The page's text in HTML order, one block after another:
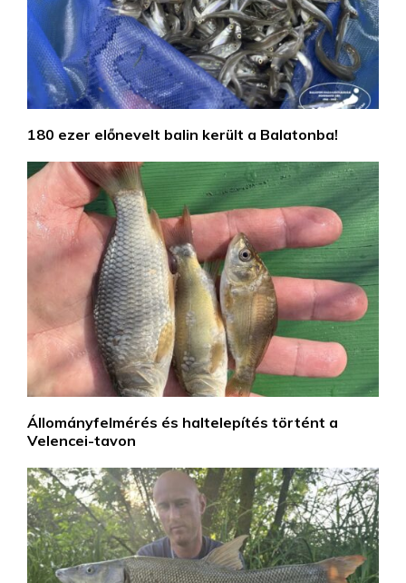
180 ezer előnevelt balin került a Balatonba!
Állományfelmérés és haltelepítés történt a
Velencei-tavon